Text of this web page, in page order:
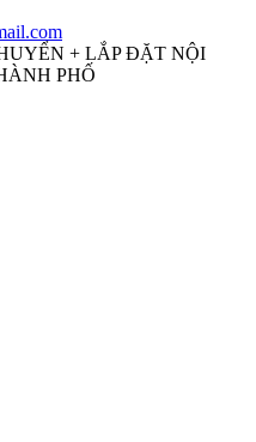
+ LẮP ĐẶT NỘI
PHỐ